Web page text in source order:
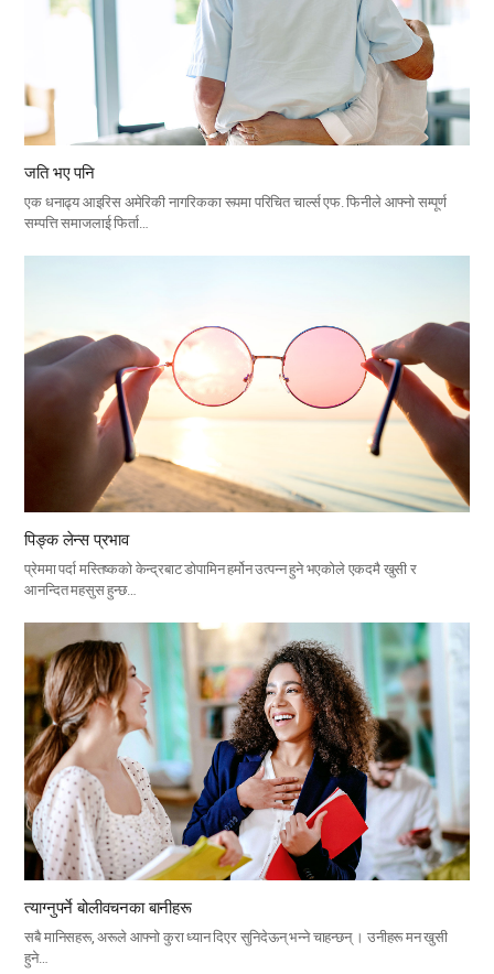
जति भए पनि
एक धनाढ्य आइरिस अमेरिकी नागरिकका रूपमा परिचित चार्ल्स एफ. फिनीले आफ्नो सम्पूर्ण
सम्पत्ति समाजलाई फिर्ता…
पिङ्क लेन्स प्रभाव
प्रेममा पर्दा मस्तिष्कको केन्द्रबाट डोपामिन हर्मोन उत्पन्न हुने भएकोले एकदमै खुसी र
आनन्दित महसुस हुन्छ…
त्याग्नुपर्ने बोलीवचनका बानीहरू
सबै मानिसहरू, अरूले आफ्नो कुरा ध्यान दिएर सुनिदेऊन् भन्ने चाहन्छन् । उनीहरू मन खुसी
हुने…